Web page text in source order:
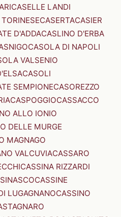
CASELLE LANDI
CASERTACASIER
D'ADDACASLINO D'ERBA
CASOLA DI NAPOLI
VALSENIO
CASOLI
SEMPIONECASOREZZO
CASPOGGIOCASSACCO
ALLO IONIO
DELLE MURGE
MAGNAGO
VALCUVIACASSARO
CASSINA RIZZARDI
CASSINE
LUGAGNANOCASSINO